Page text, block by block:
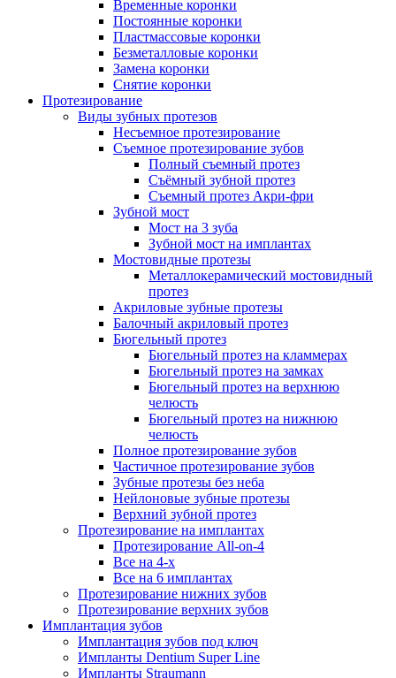
Временные коронки
Постоянные коронки
Пластмассовые коронки
Безметалловые коронки
Замена коронки
Снятие коронки
Протезирование
Виды зубных протезов
Несъемное протезирование
Съемное протезирование зубов
Полный съемный протез
Съёмный зубной протез
Съемный протез Акри-фри
Зубной мост
Мост на 3 зуба
Зубной мост на имплантах
Мостовидные протезы
Металлокерамический мостовидный
протез
Акриловые зубные протезы
Балочный акриловый протез
Бюгельный протез
Бюгельный протез на кламмерах
Бюгельный протез на замках
Бюгельный протез на верхнюю
челюсть
Бюгельный протез на нижнюю
челюсть
Полное протезирование зубов
Частичное протезирование зубов
Зубные протезы без неба
Нейлоновые зубные протезы
Верхний зубной протез
Протезирование на имплантах
Протезирование All-on-4
Все на 4-х
Все на 6 имплантах
Протезирование нижних зубов
Протезирование верхних зубов
Имплантация зубов
Имплантация зубов под ключ
Импланты Dentium Super Line
Импланты Straumann